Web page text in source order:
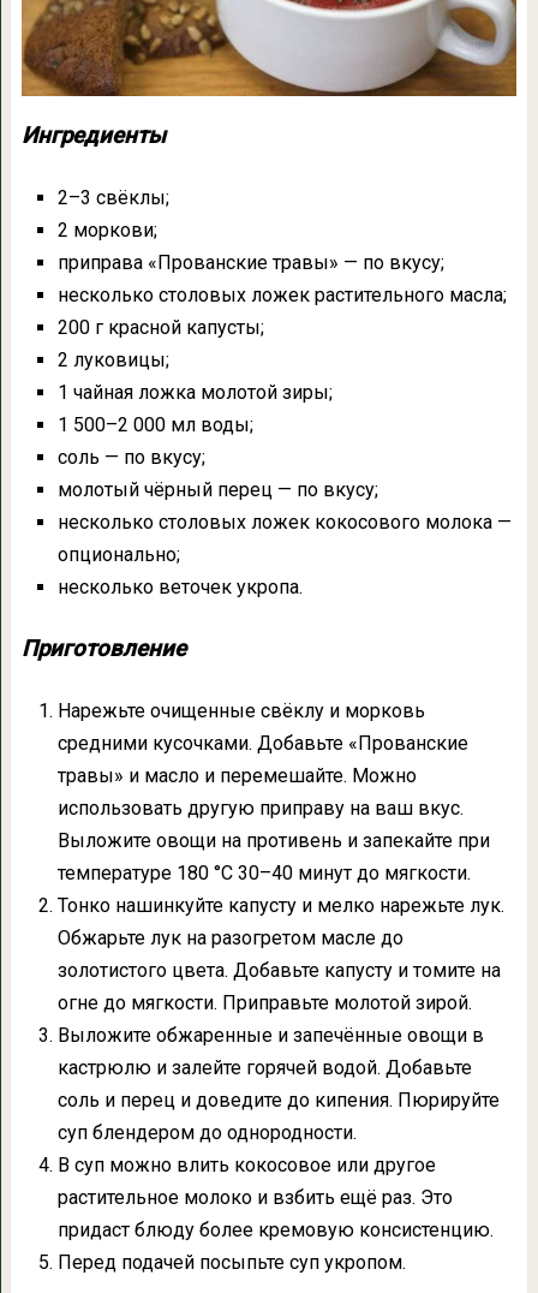
Ингредиенты
2–3 свёклы;
2 моркови;
приправа «Прованские травы» — по вкусу;
несколько столовых ложек растительного масла;
200 г красной капусты;
2 луковицы;
1 чайная ложка молотой зиры;
1 500–2 000 мл воды;
соль — по вкусу;
молотый чёрный перец — по вкусу;
несколько столовых ложек кокосового молока —
опционально;
несколько веточек укропа.
Приготовление
Нарежьте очищенные свёклу и морковь
средними кусочками. Добавьте «Прованские
травы» и масло и перемешайте. Можно
использовать другую приправу на ваш вкус.
Выложите овощи на противень и запекайте при
температуре 180 °C 30–40 минут до мягкости.
Тонко нашинкуйте капусту и мелко нарежьте лук.
Обжарьте лук на разогретом масле до
золотистого цвета. Добавьте капусту и томите на
огне до мягкости. Приправьте молотой зирой.
Выложите обжаренные и запечённые овощи в
кастрюлю и залейте горячей водой. Добавьте
соль и перец и доведите до кипения. Пюрируйте
суп блендером до однородности.
В суп можно влить кокосовое или другое
растительное молоко и взбить ещё раз. Это
придаст блюду более кремовую консистенцию.
Перед подачей посыпьте суп укропом.